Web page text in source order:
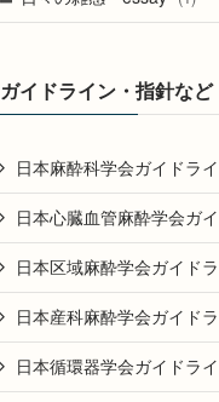
ガイドライン・指針など
日本麻酔科学会ガイドラ
日本心臓血管麻酔学会ガ
日本区域麻酔学会ガイド
日本産科麻酔学会ガイド
日本循環器学会ガイドラ